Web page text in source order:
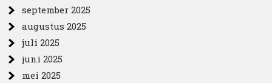
september 2025
augustus 2025
juli 2025
juni 2025
mei 2025